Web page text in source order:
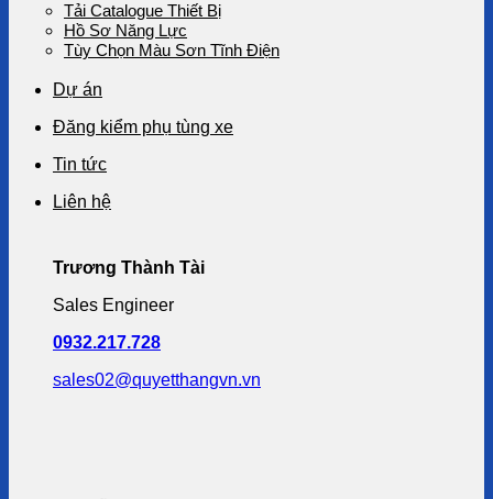
Tải Catalogue Thiết Bị
Hồ Sơ Năng Lực
Tùy Chọn Màu Sơn Tĩnh Điện
Dự án
Đăng kiểm phụ tùng xe
Tin tức
Liên hệ
Trương Thành Tài
Sales Engineer
0932.217.728
sales02@quyetthangvn.vn